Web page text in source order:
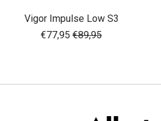
Vigor Impulse Low S3
€77,95 €89,95